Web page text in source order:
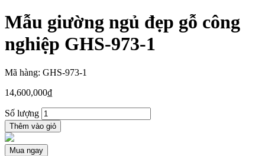
Mẫu giường ngủ đẹp gỗ công
nghiệp GHS-973-1
Mã hàng: GHS-973-1
14,600,000₫
Số lượng
Thêm vào giỏ
Mua ngay